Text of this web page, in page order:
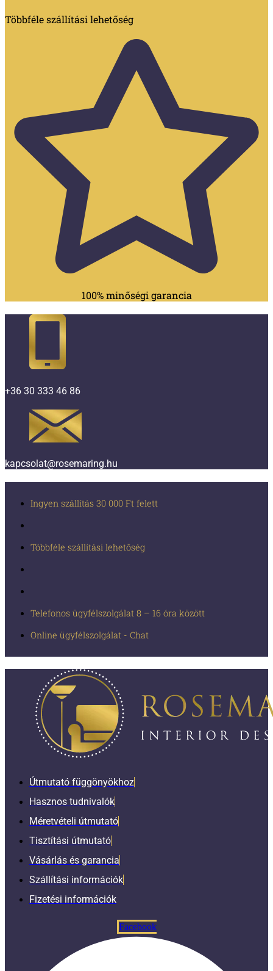
Többféle szállítási lehetőség
100% minőségi garancia
+36 30 333 46 86
kapcsolat@rosemaring.hu
Ingyen szállítás 30 000 Ft felett
Többféle szállítási lehetőség
Telefonos ügyfélszolgálat 8 – 16 óra között
Online ügyfélszolgálat - Chat
Útmutató függönyökhoz
Hasznos tudnivalók
Méretvételi útmutató
Tisztítási útmutató
Vásárlás és garancia
Szállítási információk
Fizetési információk
Facebook